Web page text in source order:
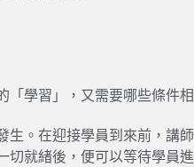
學習」，又需要哪些條件
生。在迎接學員到來前，講
切就緒後，便可以等待學員